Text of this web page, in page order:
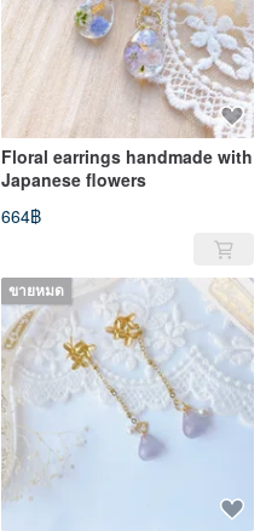
Floral earrings handmade with
Japanese flowers
664฿
ขายหมด